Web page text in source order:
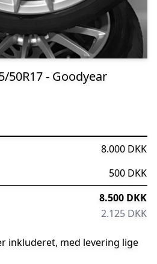
50R17 - Goodyear
8.000 DKK
500 DKK
8.500 DKK
2.125 DKK
inkluderet, med levering lige